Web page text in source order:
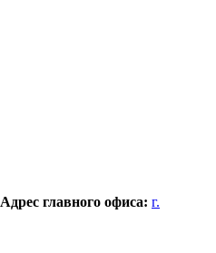
Адрес главного офиса: г.